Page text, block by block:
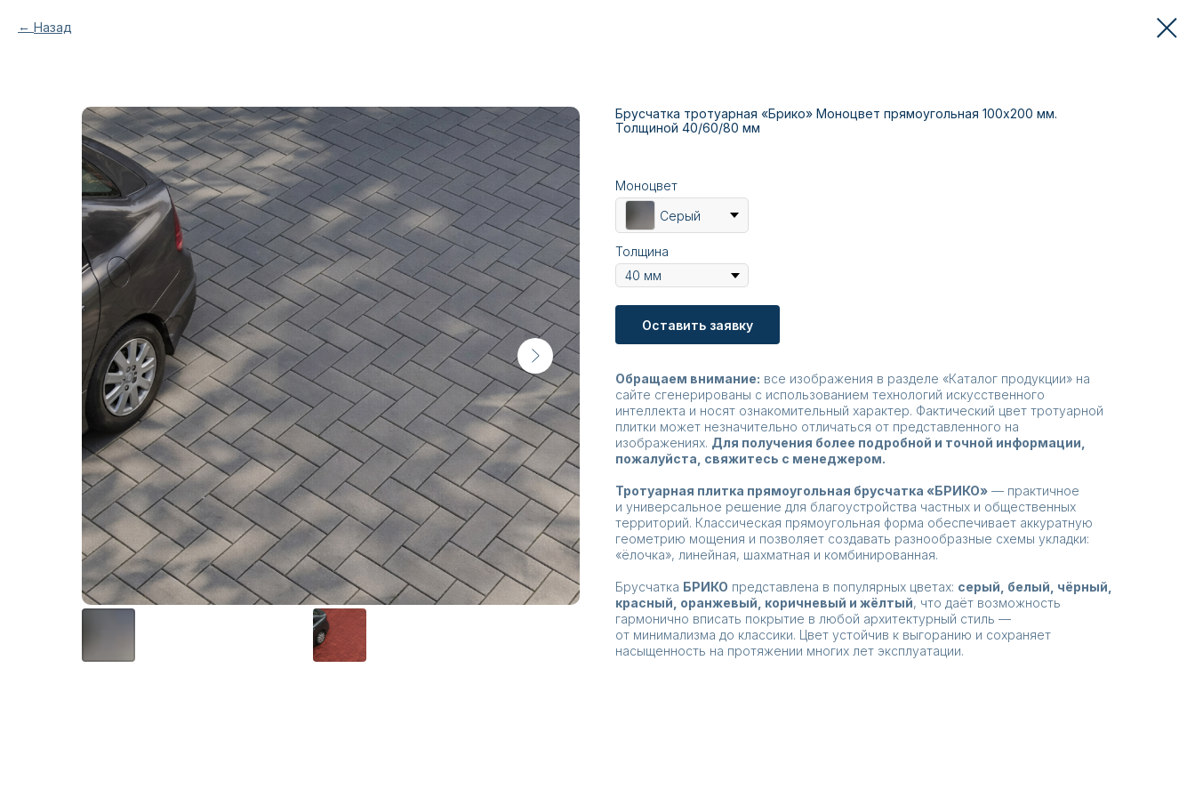
Назад
Брусчатка тротуарная «Брико» Моноцвет прямоугольная 100х200 мм.
Толщиной 40/60/80 мм
Моноцвет
Серый
Толщина
Оставить заявку
Обращаем внимание: все изображения в разделе «Каталог продукции» на
сайте сгенерированы с использованием технологий искусственного
интеллекта и носят ознакомительный характер. Фактический цвет тротуарной
плитки может незначительно отличаться от представленного на
изображениях. Для получения более подробной и точной информации,
пожалуйста, свяжитесь с менеджером.
Тротуарная плитка прямоугольная брусчатка «БРИКО» — практичное
и универсальное решение для благоустройства частных и общественных
территорий. Классическая прямоугольная форма обеспечивает аккуратную
геометрию мощения и позволяет создавать разнообразные схемы укладки:
«ёлочка», линейная, шахматная и комбинированная.
Брусчатка БРИКО представлена в популярных цветах: серый, белый, чёрный,
красный, оранжевый, коричневый и жёлтый, что даёт возможность
гармонично вписать покрытие в любой архитектурный стиль —
от минимализма до классики. Цвет устойчив к выгоранию и сохраняет
насыщенность на протяжении многих лет эксплуатации.